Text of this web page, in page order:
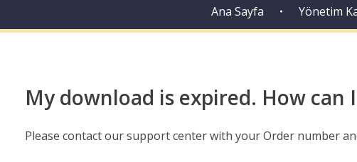
Ana Sayfa Yönetim
My download is expired. How can
Please contact our support center with your Order number